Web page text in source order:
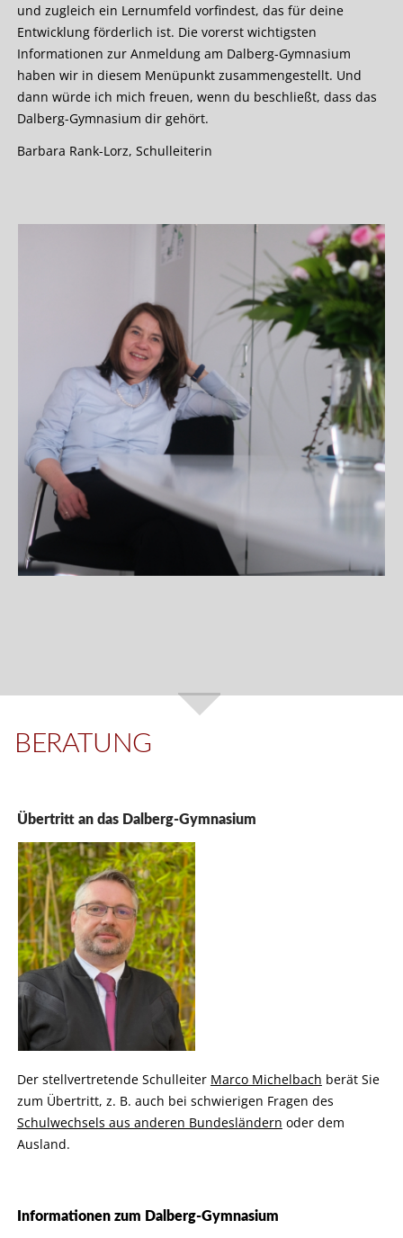
und zugleich ein Lernumfeld vorfindest, das für deine
Entwicklung förderlich ist. Die vorerst wichtigsten
Informationen zur Anmeldung am Dalberg-Gymnasium
haben wir in diesem Menüpunkt zusammengestellt. Und
dann würde ich mich freuen, wenn du beschließt, dass das
Dalberg-Gymnasium dir gehört.
Barbara Rank-Lorz, Schulleiterin
BERATUNG
Übertritt an das Dalberg-Gymnasium
Der stellvertretende Schulleiter Marco Michelbach berät Sie
zum Übertritt, z. B. auch bei schwierigen Fragen des
Schulwechsels aus anderen Bundesländern oder dem
Ausland.
Informationen zum Dalberg-Gymnasium